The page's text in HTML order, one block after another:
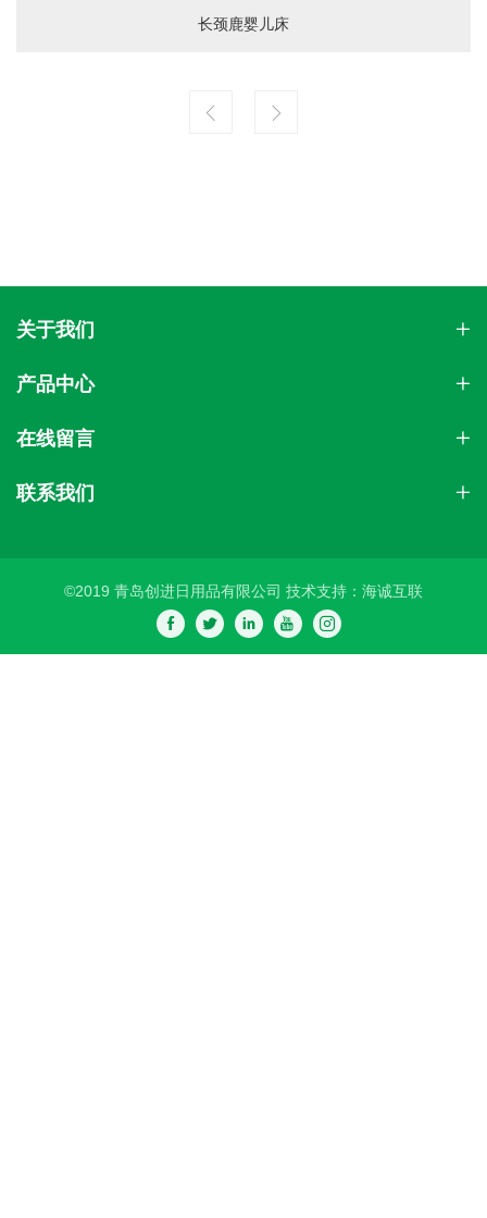
长颈鹿婴儿床
关于我们
产品中心
在线留言
联系我们
©2019 青岛创进日用品有限公司 技术支持：海诚互联